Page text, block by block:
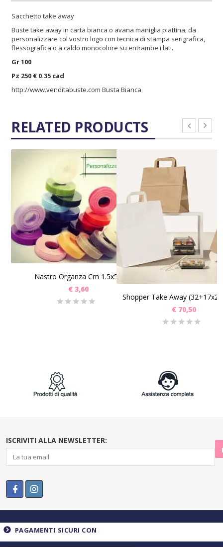
Sacchetto take away
Buste take away in carta bianca o avana maniglia piattina, da
personalizzare col vostro logo con tecnica di stampa serigrafica,
flessografica o a caldo monocolore su entrambe i lati.
Gr 100
Pz 250 € 0.35 cad
http://www.venditabuste.com Busta Bianca
RELATED PRODUCTS
SCEGLI
Nastro Organza Cm 1.5x50
€3,60 SCEGLI
€70,50
ISCRIVITI ALLA NEWSLETTER:
PAGAMENTI SICURI CON